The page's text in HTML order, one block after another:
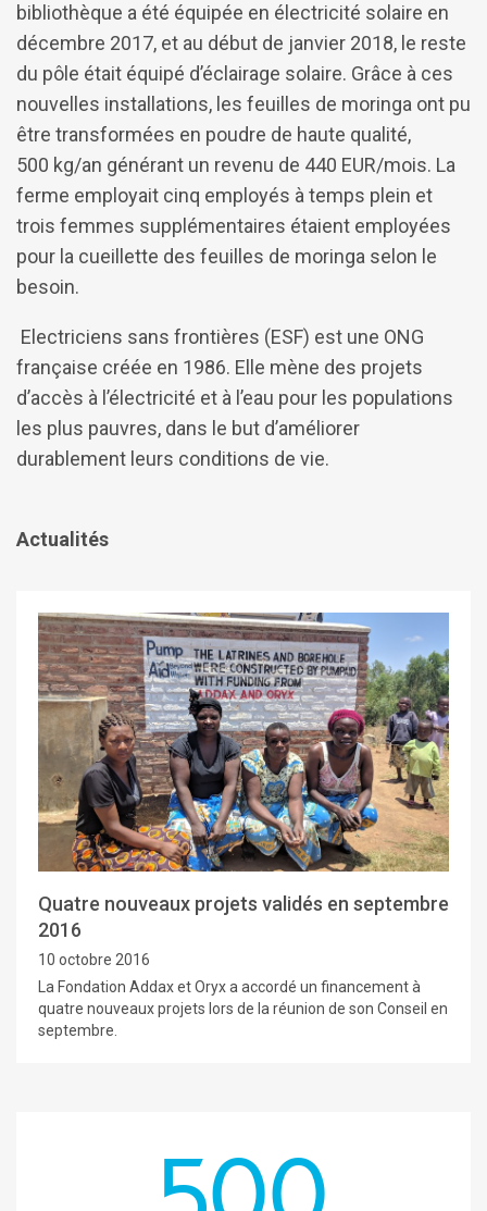
bibliothèque a été équipée en électricité solaire en
décembre 2017, et au début de janvier 2018, le reste
du pôle était équipé d’éclairage solaire. Grâce à ces
nouvelles installations, les feuilles de moringa ont pu
être transformées en poudre de haute qualité,
500 kg/an générant un revenu de 440 EUR/mois. La
ferme employait cinq employés à temps plein et
trois femmes supplémentaires étaient employées
pour la cueillette des feuilles de moringa selon le
besoin.
Electriciens sans frontières (ESF) est une ONG
française créée en 1986. Elle mène des projets
d’accès à l’électricité et à l’eau pour les populations
les plus pauvres, dans le but d’améliorer
durablement leurs conditions de vie.
Actualités
Quatre nouveaux projets validés en septembre
2016
10 octobre 2016
La Fondation Addax et Oryx a accordé un financement à
quatre nouveaux projets lors de la réunion de son Conseil en
septembre.